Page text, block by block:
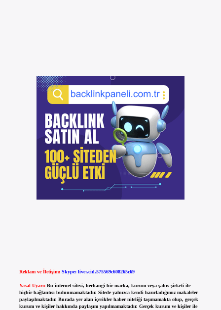
Reklam ve İletişim: Skype: live:.cid.575569c608265c69
Yasal Uyarı: Bu internet sitesi, herhangi bir marka, kurum veya şahıs şirketi ile
hiçbir bağlantısı bulunmamaktadır. Sitede yalnızca kendi hazırladığımız makaleler
paylaşılmaktadır. Burada yer alan içerikler haber niteliği taşımamakta olup, gerçek
kurum ve kişiler hakkında paylaşım yapılmamaktadır. Gerçek kurum ve kişiler ile